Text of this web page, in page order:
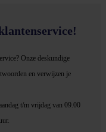
Onze deskundige
en verwijzen je
t/m vrijdag van 09.00